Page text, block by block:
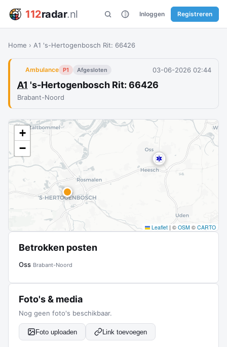
112radar.nl Inloggen Registreren
Home › A1 's-Hertogenbosch Rit: 66426
Ambulance P1 Afgesloten 03-06-2026 02:44
A1 's-Hertogenbosch Rit: 66426
Brabant-Noord
+
−
Leaflet | © OSM © CARTO
Betrokken posten
Oss Brabant-Noord
Foto's & media
Nog geen foto's beschikbaar.
Foto uploaden Link toevoegen